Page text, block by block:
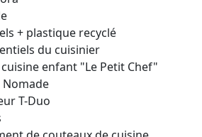
+ plastique recyclé
du cuisinier
enfant "Le Petit Chef"
Nomade
T-Duo